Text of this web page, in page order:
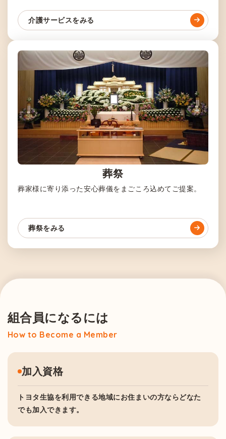
介護サービスをみる
葬祭
葬家様に寄り添った安心葬儀をまごころ込めてご提案。
葬祭をみる
組合員になるには
How to Become a Member
加入資格
トヨタ生協を利用できる地域にお住まいの方ならどなた
でも加入できます。